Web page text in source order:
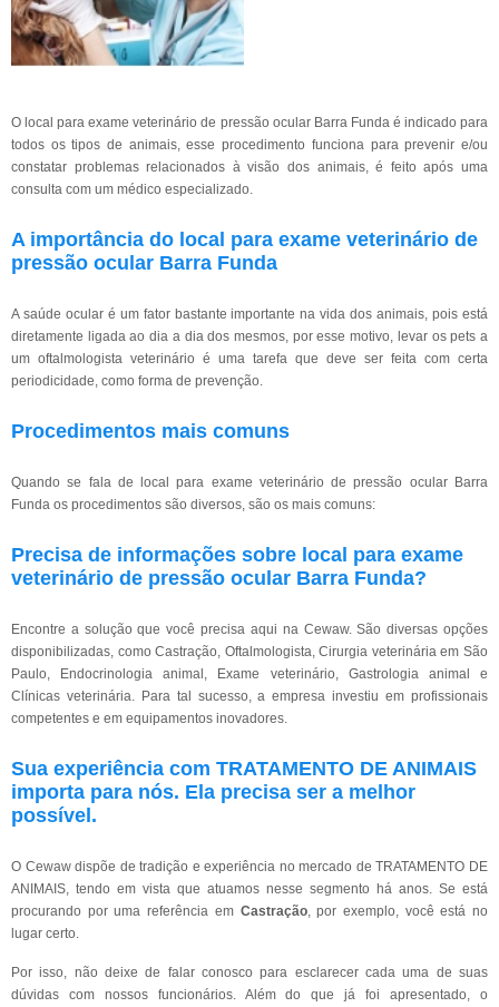
O local para exame veterinário de pressão ocular Barra Funda é indicado para
todos os tipos de animais, esse procedimento funciona para prevenir e/ou
constatar problemas relacionados à visão dos animais, é feito após uma
consulta com um médico especializado.
A importância do local para exame veterinário de
pressão ocular Barra Funda
A saúde ocular é um fator bastante importante na vida dos animais, pois está
diretamente ligada ao dia a dia dos mesmos, por esse motivo, levar os pets a
um oftalmologista veterinário é uma tarefa que deve ser feita com certa
periodicidade, como forma de prevenção.
Procedimentos mais comuns
Quando se fala de local para exame veterinário de pressão ocular Barra
Funda os procedimentos são diversos, são os mais comuns:
Precisa de informações sobre local para exame
veterinário de pressão ocular Barra Funda?
Encontre a solução que você precisa aqui na Cewaw. São diversas opções
disponibilizadas, como Castração, Oftalmologista, Cirurgia veterinária em São
Paulo, Endocrinologia animal, Exame veterinário, Gastrologia animal e
Clínicas veterinária. Para tal sucesso, a empresa investiu em profissionais
competentes e em equipamentos inovadores.
Sua experiência com TRATAMENTO DE ANIMAIS
importa para nós. Ela precisa ser a melhor
possível.
O Cewaw dispõe de tradição e experiência no mercado de TRATAMENTO DE
ANIMAIS, tendo em vista que atuamos nesse segmento há anos. Se está
procurando por uma referência em Castração, por exemplo, você está no
lugar certo.
Por isso, não deixe de falar conosco para esclarecer cada uma de suas
dúvidas com nossos funcionários. Além do que já foi apresentado, o